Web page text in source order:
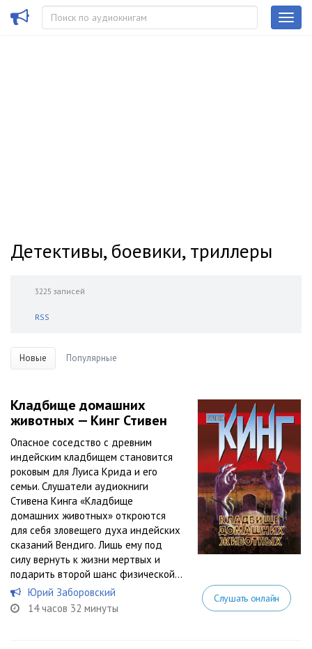
Детективы, боевики, триллеры
3225 записей
RSS
Новые Популярные
Кладбище домашних
животных — Кинг Стивен
Опасное соседство с древним
индейским кладбищем становится
роковым для Луиса Крида и его
семьи. Слушатели аудиокниги
Стивена Кинга «Кладбище
домашних животных» откроются
для себя зловещего духа индейских
сказаний Вендиго. Лишь ему под
силу вернуть к жизни мертвых и
подарить второй шанс физической...
Юрий Заборовский
14 часов 32 минуты
Слушать онлайн